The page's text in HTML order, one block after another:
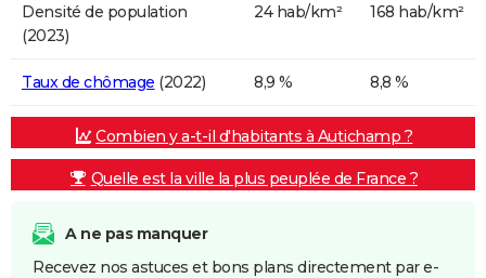
Densité de population
(2023)
24 hab/km² 168 hab/km²
Taux de chômage (2022) 8,9 % 8,8 %
Combien y a-t-il d'habitants à Autichamp ?
Quelle est la ville la plus peuplée de France ?
A ne pas manquer
Recevez nos astuces et bons plans directement par e-